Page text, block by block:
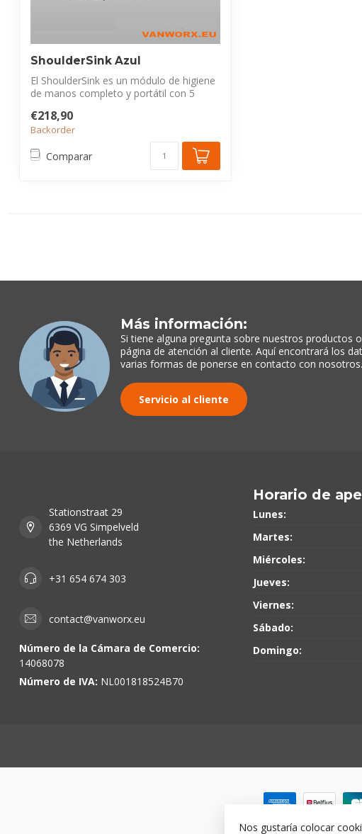
ShoulderSink Azul
El ShoulderSink es un módulo de higiene
de manos completo y portátil con 5
€218,90
Backorder
Comparar
Más información:
Si tiene alguna pregunta sobre nuestros productos
página de atención al cliente. Aquí encontrará los
varias formas de ponerse en contacto con nosotros.
Servicio al cliente
Stationstraat 29
6369 VG Simpelveld
the Netherlands
+31 654 674 303
contact@vanworx.eu
Número de la Cámara de Comercio:
14068078
Número de IVA: NL001818524B70
Horario de
Lunes:
Martes:
Miércoles:
Jueves:
Viernes:
Sábado:
Domingo:
Nos gustaría colocar